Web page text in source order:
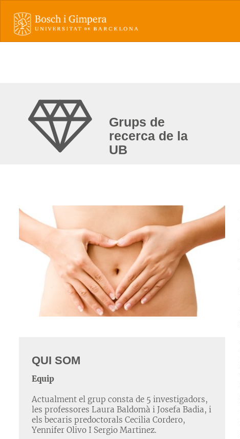
Grups de
recerca de la
UB
QUI SOM
Equip
Actualment el grup consta de 5 investigadors,
les professores Laura Baldomà i Josefa Badia, i
els becaris predoctorals Cecilia Cordero,
Yennifer Olivo I Sergio Martinez.